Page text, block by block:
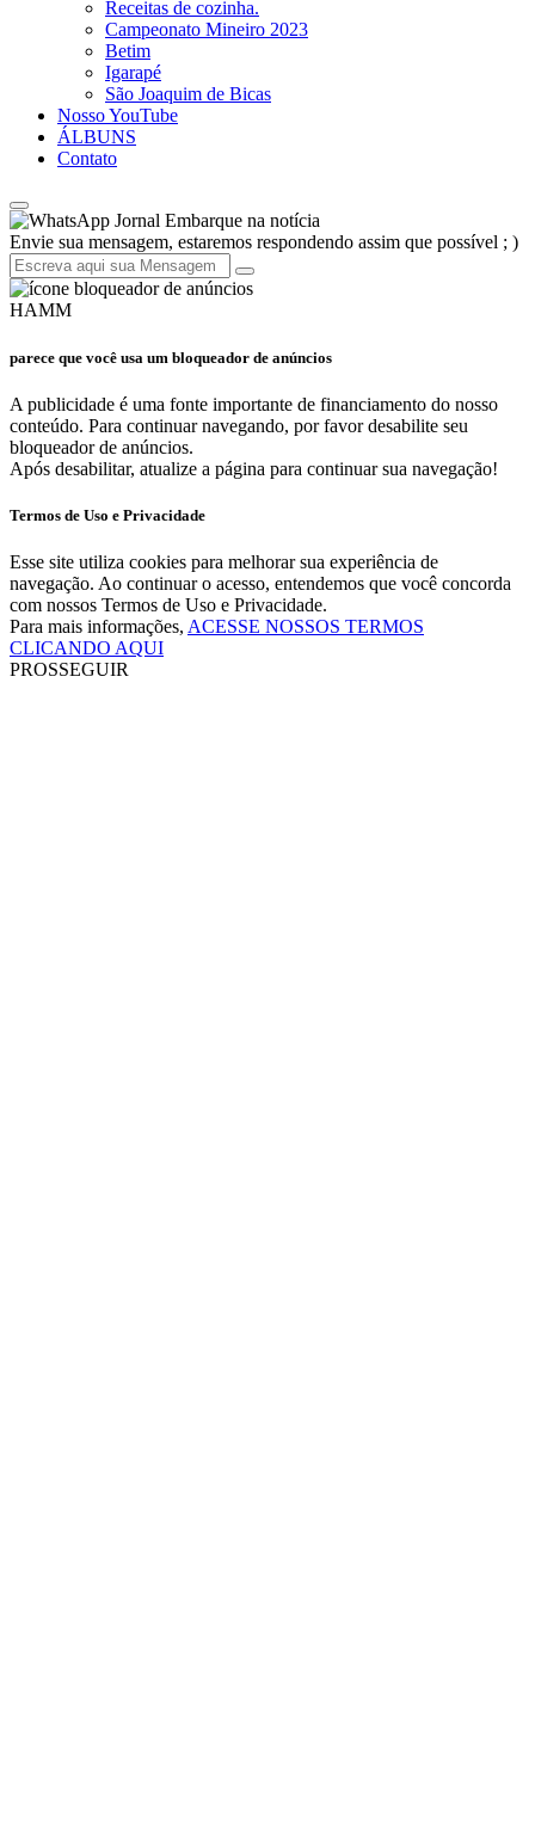
Receitas de cozinha.
Campeonato Mineiro 2023
Betim
Igarapé
São Joaquim de Bicas
Nosso YouTube
ÁLBUNS
Contato
Jornal Embarque na notícia
Envie sua mensagem, estaremos respondendo assim que possível ; )
HAMM
parece que você usa um bloqueador de anúncios
A publicidade é uma fonte importante de financiamento do nosso
conteúdo. Para continuar navegando, por favor desabilite seu
bloqueador de anúncios.
Após desabilitar, atualize a página para continuar sua navegação!
Termos de Uso e Privacidade
Esse site utiliza cookies para melhorar sua experiência de
navegação. Ao continuar o acesso, entendemos que você concorda
com nossos Termos de Uso e Privacidade.
Para mais informações, ACESSE NOSSOS TERMOS
CLICANDO AQUI
PROSSEGUIR